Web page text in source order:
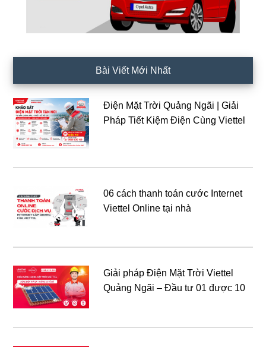
Bài Viết Mới Nhất
Điện Mặt Trời Quảng Ngãi | Giải
Pháp Tiết Kiệm Điện Cùng Viettel
06 cách thanh toán cước Internet
Viettel Online tại nhà
Giải pháp Điện Mặt Trời Viettel
Quảng Ngãi – Đầu tư 01 được 10